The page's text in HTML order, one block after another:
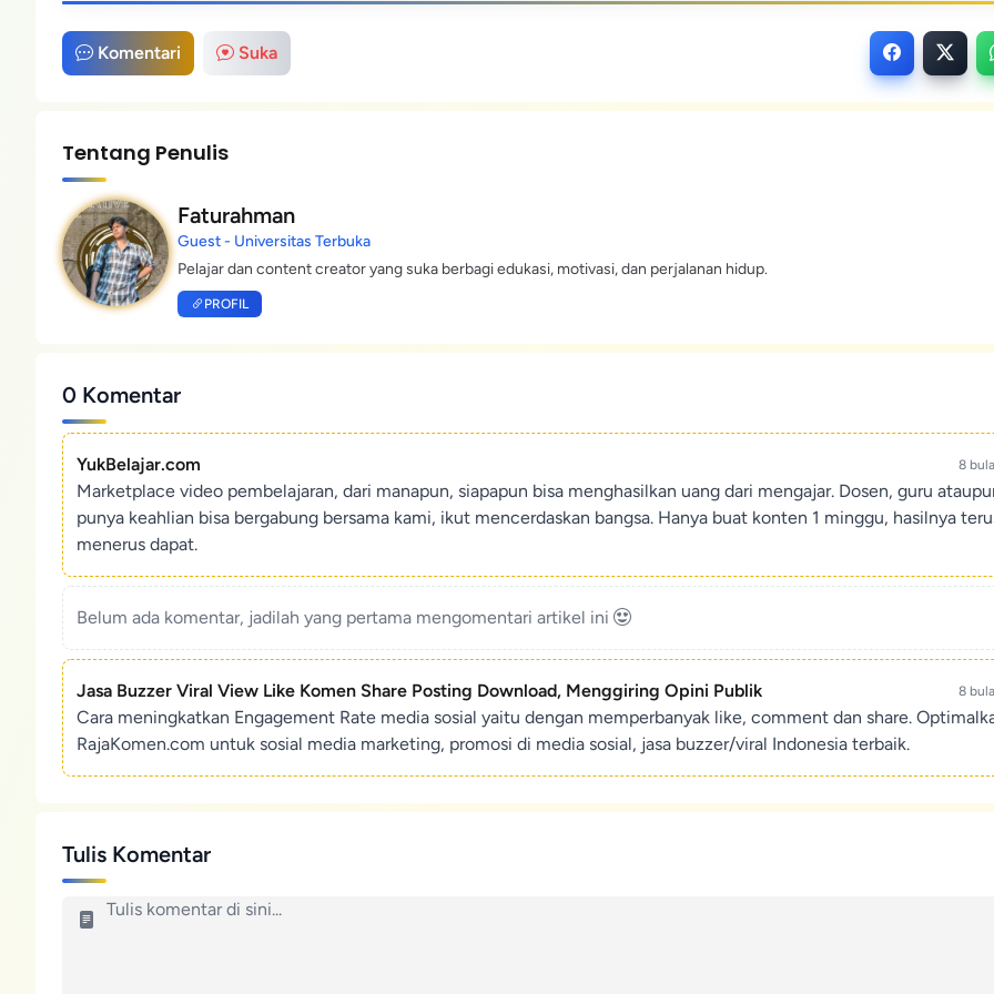
Komentari Suka
Tentang Penulis
Faturahman
Guest - Universitas Terbuka
Pelajar dan content creator yang suka berbagi edukasi, motivasi, dan perjalanan hidup.
PROFIL
0 Komentar
YukBelajar.com 8
Marketplace video pembelajaran, dari manapun, siapapun bisa menghasilkan uang dari mengajar. Dosen, guru
punya keahlian bisa bergabung bersama kami, ikut mencerdaskan bangsa. Hanya buat konten 1 minggu, hasilnya
menerus dapat.
Belum ada komentar, jadilah yang pertama mengomentari artikel ini
Jasa Buzzer Viral View Like Komen Share Posting Download, Menggiring Opini Publik 8
Cara meningkatkan Engagement Rate media sosial yaitu dengan memperbanyak like, comment dan share.
RajaKomen.com untuk sosial media marketing, promosi di media sosial, jasa buzzer/viral Indonesia terbaik.
Tulis Komentar